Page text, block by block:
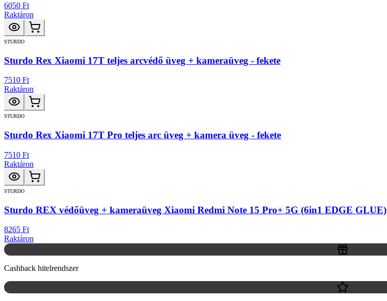
6050 Ft
Raktáron
STURDO
Sturdo Rex Xiaomi 17T teljes arcvédő üveg + kameraüveg - fekete
7510 Ft
Raktáron
STURDO
Sturdo Rex Xiaomi 17T Pro teljes arc üveg + kamera üveg - fekete
7510 Ft
Raktáron
STURDO
Sturdo REX védőüveg + kameraüveg Xiaomi Redmi Note 15 Pro+ 5G (6in1 EDGE GLUE)
8265 Ft
Raktáron
Cashback hitelrendszer